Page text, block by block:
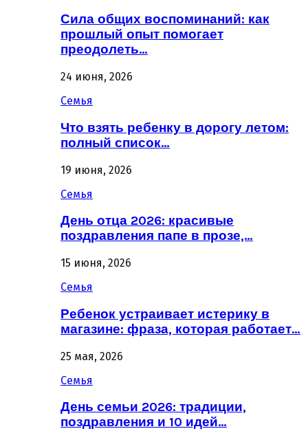
Сила общих воспоминаний: как
прошлый опыт помогает
преодолеть…
24 июня, 2026
Семья
Что взять ребенку в дорогу летом:
полный список…
19 июня, 2026
Семья
День отца 2026: красивые
поздравления папе в прозе,…
15 июня, 2026
Семья
Ребенок устраивает истерику в
магазине: фраза, которая работает…
25 мая, 2026
Семья
День семьи 2026: традиции,
поздравления и 10 идей…